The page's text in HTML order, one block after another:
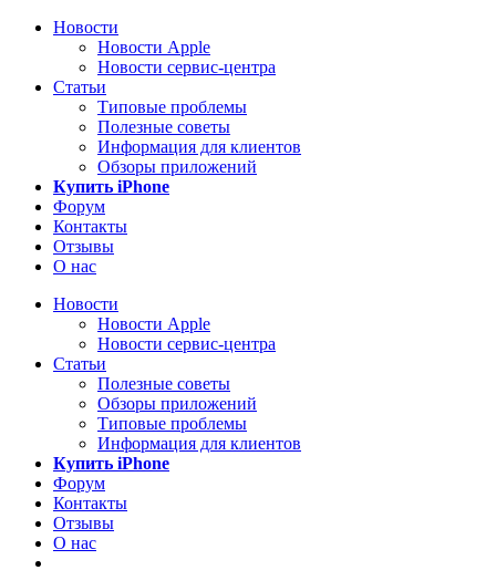
Новости
Новости Apple
Новости сервис-центра
Статьи
Типовые проблемы
Полезные советы
Информация для клиентов
Обзоры приложений
Купить iPhone
Форум
Контакты
Отзывы
О нас
Новости
Новости Apple
Новости сервис-центра
Статьи
Полезные советы
Обзоры приложений
Типовые проблемы
Информация для клиентов
Купить iPhone
Форум
Контакты
Отзывы
О нас